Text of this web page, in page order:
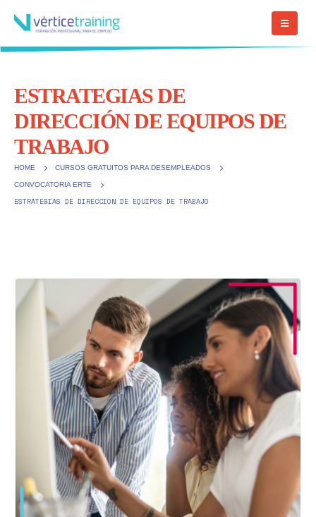
ESTRATEGIAS DE
DIRECCIÓN DE EQUIPOS DE
TRABAJO
HOME CURSOS GRATUITOS PARA DESEMPLEADOS
CONVOCATORIA ERTE
ESTRATEGIAS DE DIRECCIÓN DE EQUIPOS DE TRABAJO